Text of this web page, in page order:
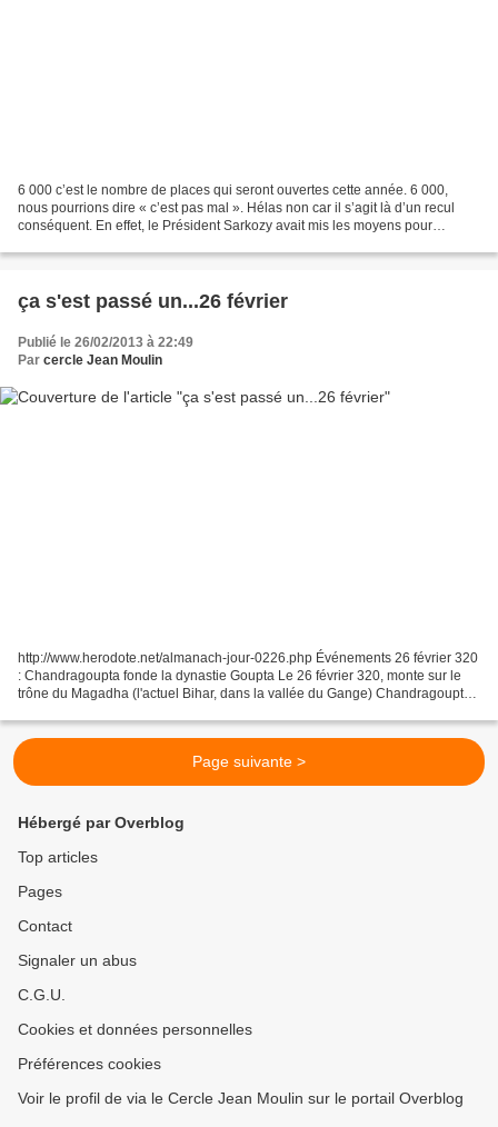
6 000 c’est le nombre de places qui seront ouvertes cette année. 6 000,
nous pourrions dire « c’est pas mal ». Hélas non car il s’agit là d’un recul
conséquent. En effet, le Président Sarkozy avait mis les moyens pour
ça s'est passé un...26 février
Publié le 26/02/2013 à 22:49
Par cercle Jean Moulin
http://www.herodote.net/almanach-jour-0226.php Événements 26 février 320
: Chandragoupta fonde la dynastie Goupta Le 26 février 320, monte sur le
trône du Magadha (l'actuel Bihar, dans la vallée du Gange) Chandragoupta
Page suivante >
Hébergé par Overblog
Top articles
Pages
Contact
Signaler un abus
C.G.U.
Cookies et données personnelles
Préférences cookies
Voir le profil de via le Cercle Jean Moulin sur le portail Overblog